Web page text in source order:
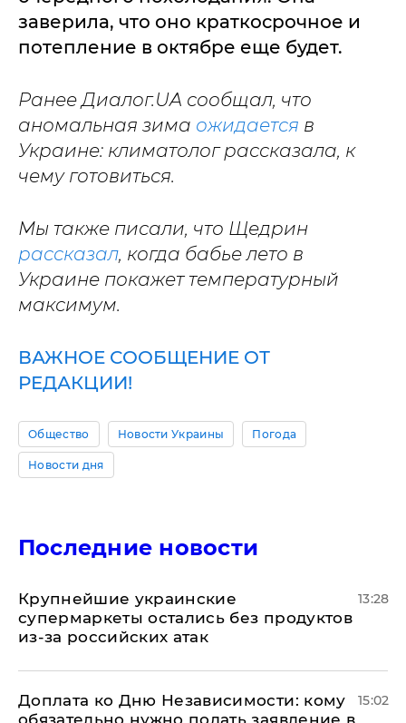
заверила, что оно краткосрочное и
потепление в октябре еще будет.
Ранее Диалог.UA сообщал, что
аномальная зима ожидается в
Украине: климатолог рассказала, к
чему готовиться.
Мы также писали, что Щедрин
рассказал, когда бабье лето в
Украине покажет температурный
максимум.
ВАЖНОЕ СООБЩЕНИЕ ОТ
РЕДАКЦИИ!
Общество Новости Украины Погода
Новости дня
Последние новости
Крупнейшие украинские
супермаркеты остались без продуктов
из-за российских атак
13:28
Доплата ко Дню Независимости: кому
обязательно нужно подать заявление в
15:02